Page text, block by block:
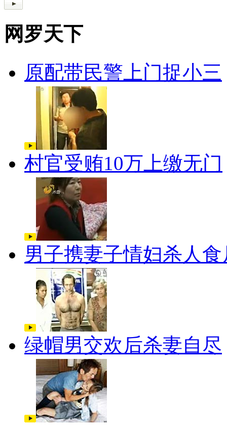
网罗天下
原配带民警上门捉小三
村官受贿10万上缴无门
男子携妻子情妇杀人食
绿帽男交欢后杀妻自尽